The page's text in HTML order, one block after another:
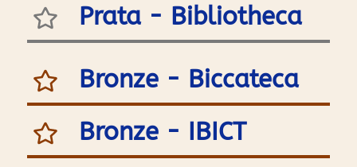
Prata - Bibliotheca
Bronze - Biccateca
Bronze - IBICT